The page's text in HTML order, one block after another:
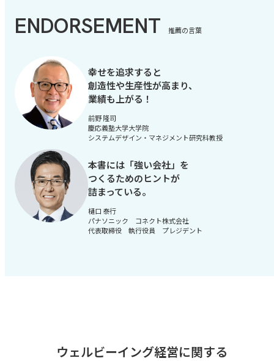
ENDORSEMENT 推薦の言葉
幸せを追求すると
創造性や生産性が高まり、
業績も上がる！
前野 隆司
慶応義塾大学大学院
システムデザイン・マネジメント研究科教授
本書には「強い会社」を
つくるためのヒントが
詰まっている。
樋口 泰行
パナソニック コネクト株式会社
代表取締役 執行役員 プレジデント
ウェルビーイング経営に関する